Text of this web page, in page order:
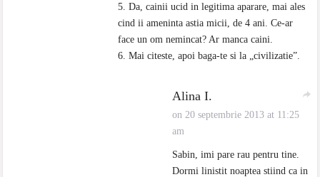
5. Da, cainii ucid in legitima aparare, mai ales
cind ii ameninta astia micii, de 4 ani. Ce-ar
face un om nemincat? Ar manca caini.
6. Mai citeste, apoi baga-te si la „civilizatie”.
Alina I.
on 20 septembrie 2013 at 11:25
am
Sabin, imi pare rau pentru tine.
Dormi linistit noaptea stiind ca in